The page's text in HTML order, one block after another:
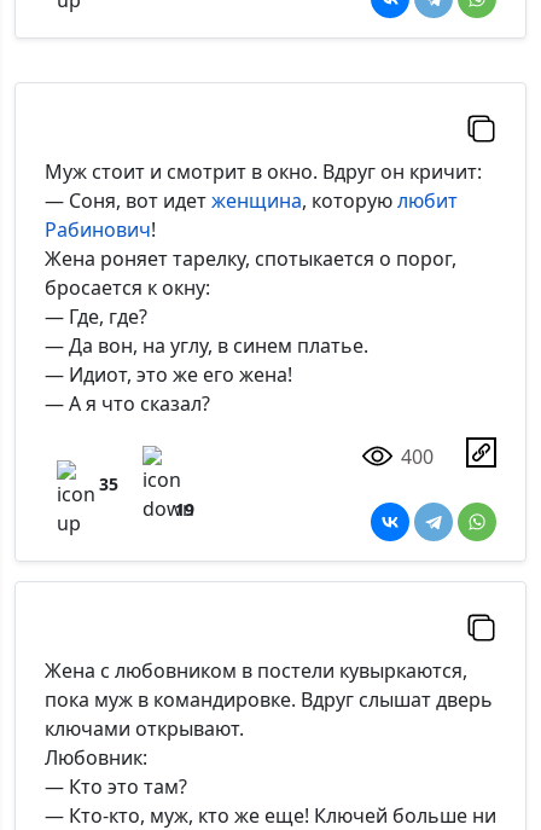
Муж стоит и смотрит в окно. Вдруг он кричит:
— Соня, вот идетженщина, которуюлюбит
Рабинович!
Жена роняет тарелку, спотыкается о порог,
бросается к окну:
— Где, где?
— Да вон, на углу, в синем платье.
— Идиот, это же его жена!
— А я что сказал?
35
19
400
Жена с любовником в постели кувыркаются,
пока муж в командировке. Вдруг слышат дверь
ключами открывают.
Любовник:
— Кто это там?
— Кто-кто, муж, кто же еще! Ключей больше ни